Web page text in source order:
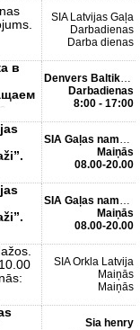
SIA Latvijas Gaļa
Darbadienas
Darba dienas
в
Denvers Baltika Ltd
Darbadienas
8:00 - 17:00
SIA Gaļas nams Ādaži
Maiņās
08.00-20.00
SIA Gaļas nams Ādaži
Maiņās
08.00-20.00
SIA Orkla Latvija
Maiņās
Maiņās
Sia henry